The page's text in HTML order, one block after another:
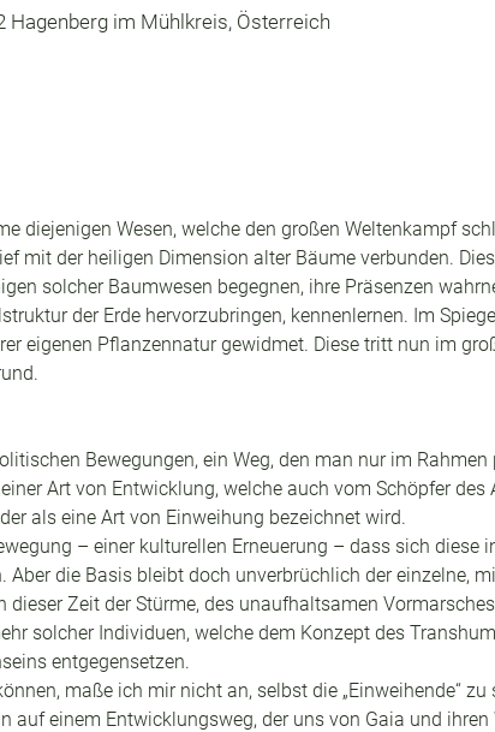
Hagenberg im Mühlkreis, Österreich
diejenigen Wesen, welche den großen Weltenkampf
mit der heiligen Dimension alter Bäume verbunden.
solcher Baumwesen begegnen, ihre Präsenzen
der Erde hervorzubringen, kennenlernen. Im
eigenen Pflanzennatur gewidmet. Diese tritt nun im
Bewegungen, ein Weg, den man nur im
Art von Entwicklung, welche auch vom Schöpfer des
als eine Art von Einweihung bezeichnet wird.
– einer kulturellen Erneuerung – dass sich diese
die Basis bleibt doch unverbrüchlich der einzelne,
dieser Zeit der Stürme, des unaufhaltsamen
solcher Individuen, welche dem Konzept des
entgegensetzen.
maße ich mir nicht an, selbst die „Einweihende“ zu
auf einem Entwicklungsweg, der uns von Gaia und ihren